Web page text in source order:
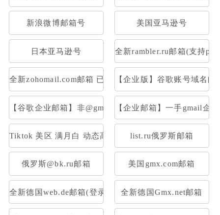
新浪微博邮箱号 美国亚马逊号
日本亚马逊号 全新rambler.ru邮箱(支持
全新zohomail.com邮箱 已开通Pop3 Imap【企业版】谷歌账号域名
【谷歌企业邮箱】非@gmail后置|一样的登录使用
【企业邮箱】一手gmail企
Tiktok 美区 满月白 动态高质量IP注册，高权重满月账号
list.ru俄罗斯邮箱
俄罗斯@bk.ru邮箱 美国gmx.com邮箱
全新德国web.de邮箱(登录网址：web.de或者用foxmail
全新德国Gmx.net邮箱